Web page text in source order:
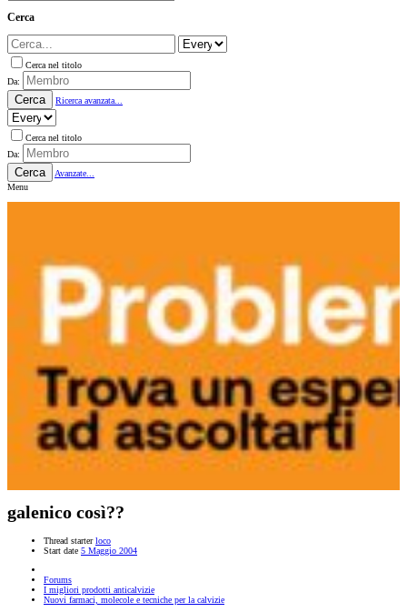
Cerca
Cerca nel titolo
Da:
Cerca Ricerca avanzata...
Cerca nel titolo
Da:
Cerca
Avanzate...
Menu
galenico così??
Thread starter loco
Start date 5 Maggio 2004
Forums
I migliori prodotti anticalvizie
Nuovi farmaci, molecole e tecniche per la calvizie